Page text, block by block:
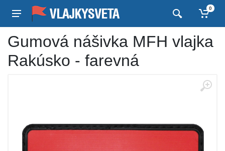
0
Gumová nášivka MFH vlajka
Rakúsko - farevná